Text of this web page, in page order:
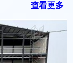
查看更多